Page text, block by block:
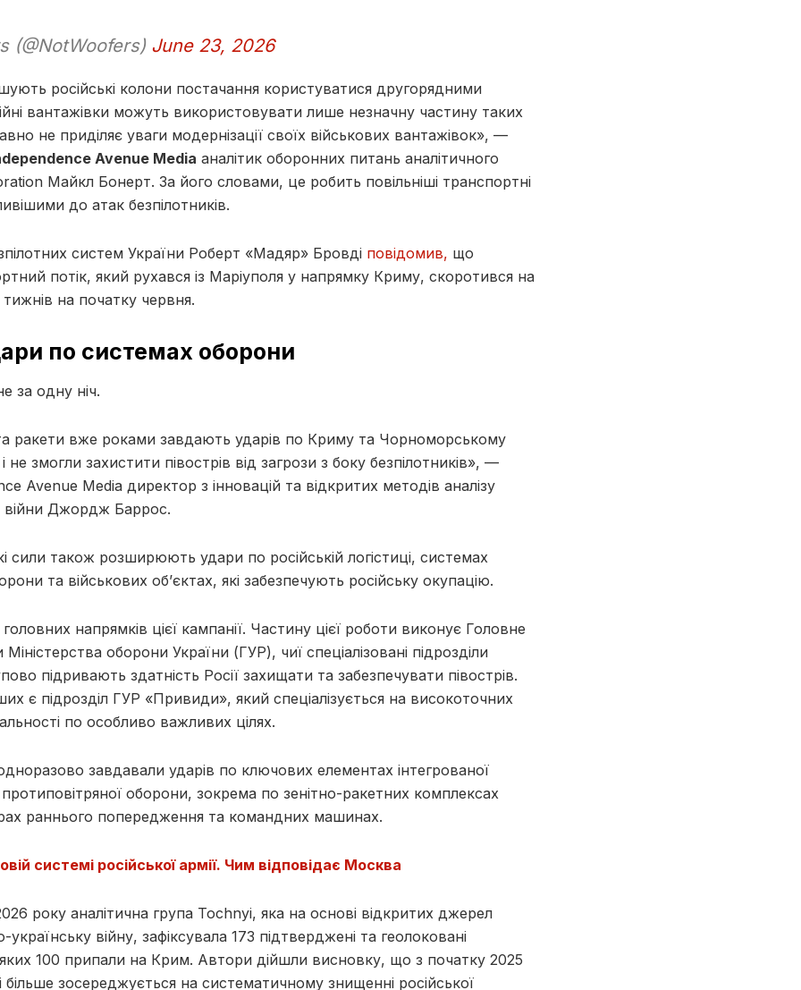
(@NotWoofers) June 23, 2026
російські колони постачання користуватися другорядними
вантажівки можуть використовувати лише незначну частину таких
не приділяє уваги модернізації своїх військових вантажівок», —
Avenue Media аналітик оборонних питань аналітичного
Майкл Бонерт. За його словами, це робить повільніші транспортні
до атак безпілотників.
систем України Роберт «Мадяр» Бровді повідомив, що
потік, який рухався із Маріуполя у напрямку Криму, скоротився на
на початку червня.
по системах оборони
за одну ніч.
ракети вже роками завдають ударів по Криму та Чорноморському
не змогли захистити півострів від загрози з боку безпілотників», —
Avenue Media директор з інновацій та відкритих методів аналізу
війни Джордж Баррос.
сили також розширюють удари по російській логістиці, системах
та військових об’єктах, які забезпечують російську окупацію.
напрямків цієї кампанії. Частину цієї роботи виконує Головне
Міністерства оборони України (ГУР), чиї спеціалізовані підрозділи
підривають здатність Росії захищати та забезпечувати півострів.
є підрозділ ГУР «Привиди», який спеціалізується на високоточних
по особливо важливих цілях.
завдавали ударів по ключових елементах інтегрованої
оборони, зокрема по зенітно-ракетних комплексах
раннього попередження та командних машинах.
системі російської армії. Чим відповідає Москва
року аналітична група Tochnyi, яка на основі відкритих джерел
українську війну, зафіксувала 173 підтверджені та геолоковані
яких 100 припали на Крим. Автори дійшли висновку, що з початку 2025
більше зосереджується на систематичному знищенні російської